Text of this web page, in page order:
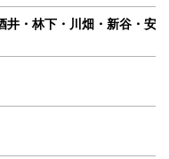
井・林下・川畑・新谷・安